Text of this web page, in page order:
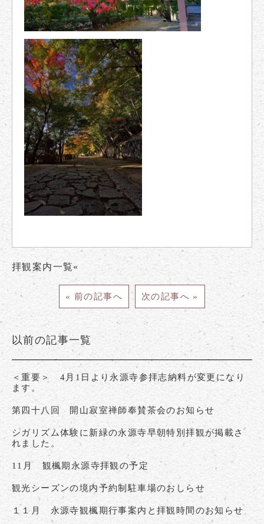
拝観案内一覧«
« 前の記事へ 次の記事へ »
以前の記事一覧
＜重要＞ 4月1日より永源寺参拝志納料が変更になり
ます。
第四十八回 開山寂室禅師奉賛茶会のお知らせ
シガリズム体験に新緑の永源寺早朝特別拝観が掲載さ
れました。
11月 観楓期永源寺拝観の予定
観光シーズンの境内予約制駐車場のおしらせ
１１月 永源寺観楓期行事案内と拝観時間のお知らせ